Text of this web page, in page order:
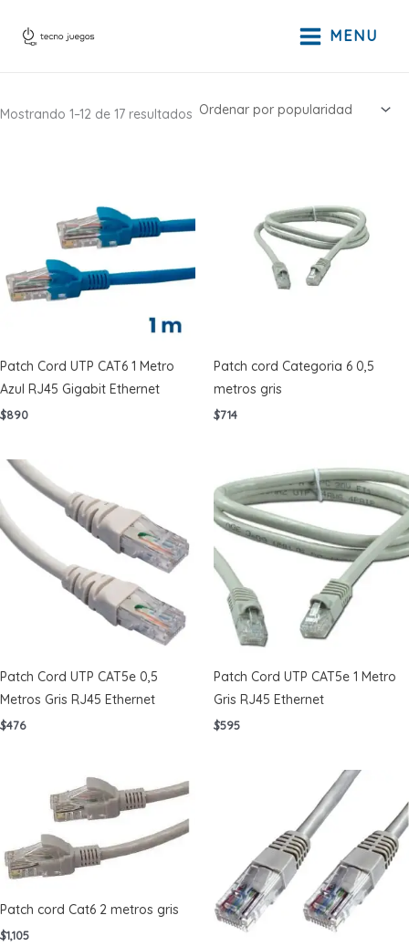
MENU
Mostrando 1–12 de 17 resultados Ordenado
Patch Cord UTP CAT6 1 Metro
Azul RJ45 Gigabit Ethernet
$890
Patch cord Categoria 6 0,5
metros gris
$714
Patch Cord UTP CAT5e 0,5
Metros Gris RJ45 Ethernet
$476
Patch Cord UTP CAT5e 1 Metro
Gris RJ45 Ethernet
$595
Patch cord Cat6 2 metros gris
$1,105